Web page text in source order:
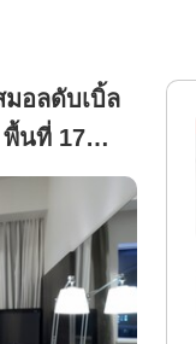
อลดับเบิ้ล
พื้นที่ 17